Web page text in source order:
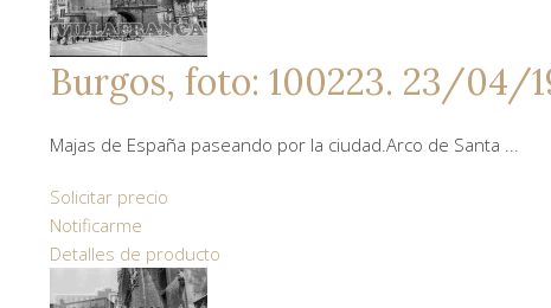
Burgos, foto: 100223. 23/04/
Majas de España paseando por la ciudad.Arco de Santa ...
Solicitar precio
Notificarme
Detalles de producto